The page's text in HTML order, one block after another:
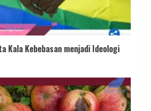
Kala Kebebasan menjadi Ideologi